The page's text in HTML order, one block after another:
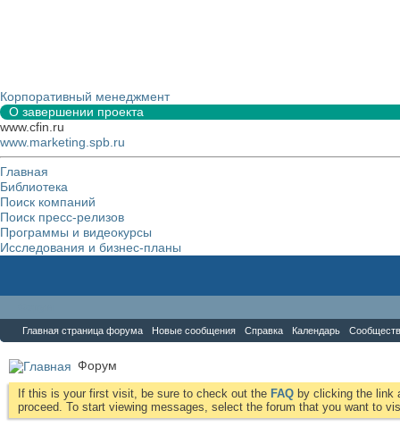
Корпоративный менеджмент
О завершении проекта
www.cfin.ru
www.marketing.spb.ru
Главная
Библиотека
Поиск компаний
Поиск пресс-релизов
Программы и видеокурсы
Исследования и бизнес-планы
Главная страница форума Новые сообщения Справка Календарь
Форум
If this is your first visit, be sure to check out the FAQ by clicking the link
proceed. To start viewing messages, select the forum that you want to